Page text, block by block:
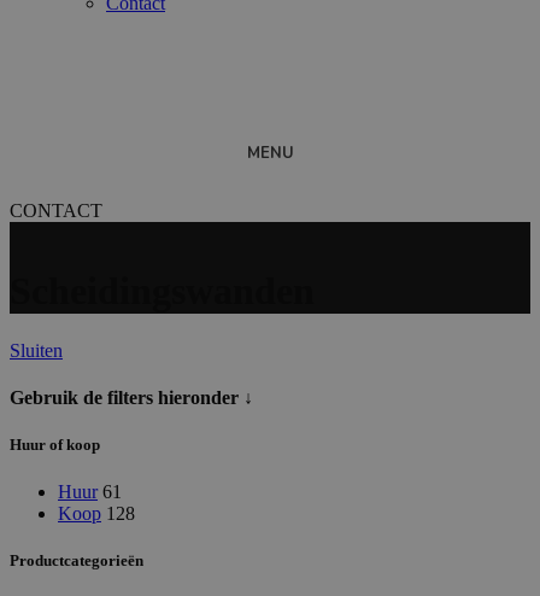
MENU
CONTACT
Sluiten
Gebruik de filters hieronder ↓
Huur of koop
Huur 61
Koop 128
Productcategorieën